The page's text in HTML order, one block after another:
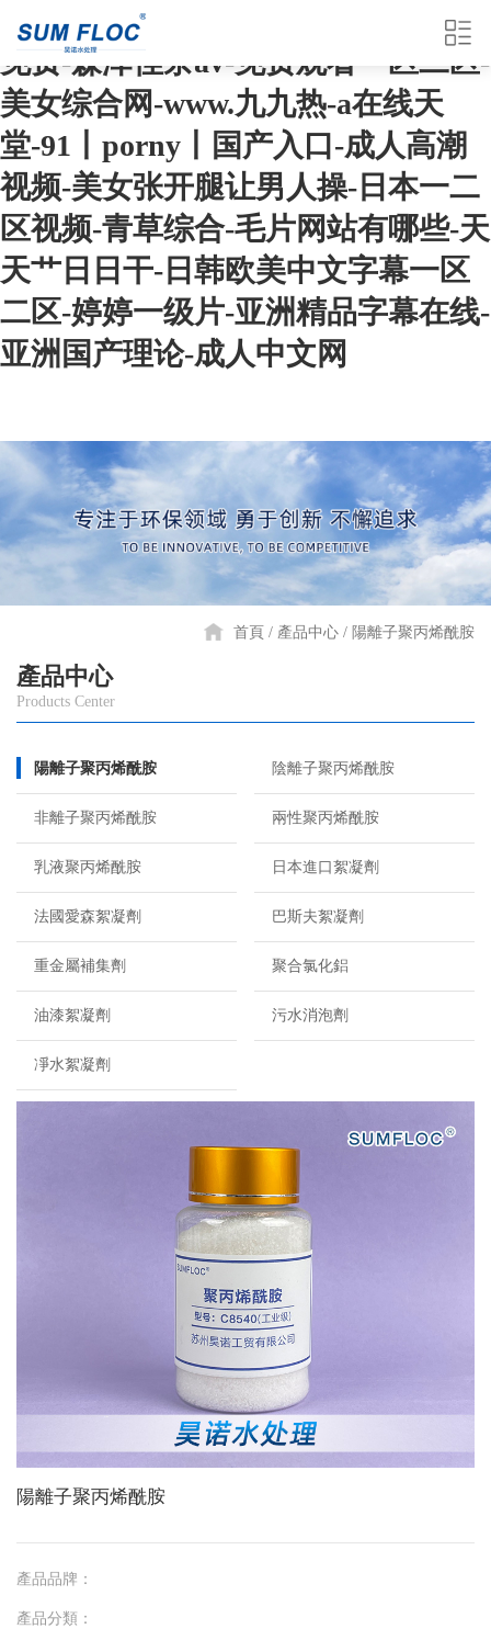
日韩在线不卡-夜夜骚av-久久久久久
免费-森泽佳奈av-免费观看一区二区-
美女综合网-www.九九热-a在线天
堂-91丨porny丨国产入口-成人高潮
视频-美女张开腿让男人操-日本一二
区视频-青草综合-毛片网站有哪些-天
天艹日日干-日韩欧美中文字幕一区
二区-婷婷一级片-亚洲精品字幕在线-
亚洲国产理论-成人中文网
首頁 產品中心 陽離子聚丙烯酰胺
產品中心
Products Center
陽離子聚丙烯酰胺 陰離子聚丙烯酰胺
非離子聚丙烯酰胺 兩性聚丙烯酰胺
乳液聚丙烯酰胺 日本進口絮凝劑
法國愛森絮凝劑 巴斯夫絮凝劑
重金屬補集劑 聚合氯化鋁
油漆絮凝劑 污水消泡劑
凈水絮凝劑
陽離子聚丙烯酰胺
產品品牌：
產品分類：